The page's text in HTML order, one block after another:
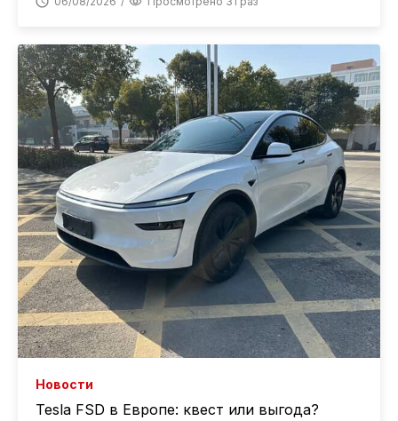
Новости
Tesla FSD в Европе: квест или выгода?